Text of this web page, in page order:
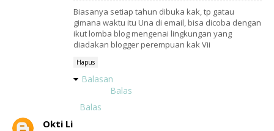
Biasanya setiap tahun dibuka kak, tp gatau
gimana waktu itu Una di email, bisa dicoba dengan
ikut lomba blog mengenai lingkungan yang
diadakan blogger perempuan kak Vii
Hapus
Balasan
Balas
Balas
Okti Li